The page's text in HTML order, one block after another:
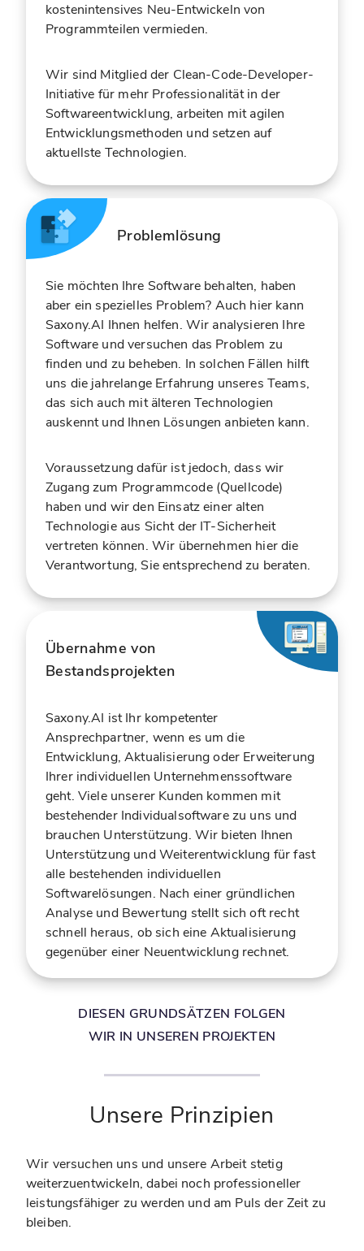
kostenintensives Neu-Entwickeln von
Programmteilen vermieden.
Wir sind Mitglied der Clean-Code-Developer-
Initiative für mehr Professionalität in der
Softwareentwicklung, arbeiten mit agilen
Entwicklungsmethoden und setzen auf
aktuellste Technologien.
Problemlösung
Sie möchten Ihre Software behalten, haben
aber ein spezielles Problem? Auch hier kann
Saxony.AI Ihnen helfen. Wir analysieren Ihre
Software und versuchen das Problem zu
finden und zu beheben. In solchen Fällen hilft
uns die jahrelange Erfahrung unseres Teams,
das sich auch mit älteren Technologien
auskennt und Ihnen Lösungen anbieten kann.
Voraussetzung dafür ist jedoch, dass wir
Zugang zum Programmcode (Quellcode)
haben und wir den Einsatz einer alten
Technologie aus Sicht der IT-Sicherheit
vertreten können. Wir übernehmen hier die
Verantwortung, Sie entsprechend zu beraten.
Übernahme von
Bestandsprojekten
Saxony.AI ist Ihr kompetenter
Ansprechpartner, wenn es um die
Entwicklung, Aktualisierung oder Erweiterung
Ihrer individuellen Unternehmenssoftware
geht. Viele unserer Kunden kommen mit
bestehender Individualsoftware zu uns und
brauchen Unterstützung. Wir bieten Ihnen
Unterstützung und Weiterentwicklung für fast
alle bestehenden individuellen
Softwarelösungen. Nach einer gründlichen
Analyse und Bewertung stellt sich oft recht
schnell heraus, ob sich eine Aktualisierung
gegenüber einer Neuentwicklung rechnet.
Unsere Prinzipien
DIESEN GRUNDSÄTZEN FOLGEN
WIR IN UNSEREN PROJEKTEN
Wir versuchen uns und unsere Arbeit stetig
weiterzuentwickeln, dabei noch professioneller
leistungsfähiger zu werden und am Puls der Zeit zu
bleiben.